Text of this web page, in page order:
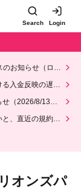
Search Login
お知らせ（ロー
入金反映の遅延
（2026/8/13～2
、直近の規約違
オンズパ